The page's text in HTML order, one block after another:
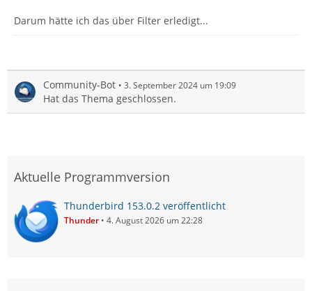
Darum hätte ich das über Filter erledigt...
Community-Bot 3. September 2024 um 19:09
Hat das Thema geschlossen.
Aktuelle Programmversion
Thunderbird 153.0.2 veröffentlicht
Thunder 4. August 2026 um 22:28